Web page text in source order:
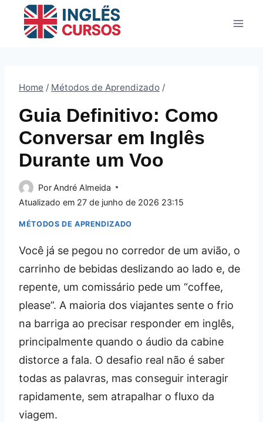
Home / Métodos de Aprendizado /
Guia Definitivo: Como
Conversar em Inglês
Durante um Voo
Por André Almeida
Atualizado em 27 de junho de 2026 23:15
MÉTODOS DE APRENDIZADO
Você já se pegou no corredor de um avião, o
carrinho de bebidas deslizando ao lado e, de
repente, um comissário pede um “coffee,
please”. A maioria dos viajantes sente o frio
na barriga ao precisar responder em inglês,
principalmente quando o áudio da cabine
distorce a fala. O desafio real não é saber
todas as palavras, mas conseguir interagir
rapidamente, sem atrapalhar o fluxo da
viagem.